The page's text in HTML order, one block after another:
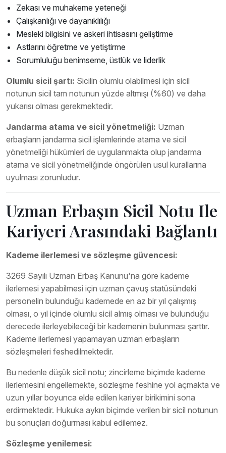
Zekası ve muhakeme yeteneği
Çalışkanlığı ve dayanıklılığı
Mesleki bilgisini ve askeri ihtisasını geliştirme
Astlarını öğretme ve yetiştirme
Sorumluluğu benimseme, üstlük ve liderlik
Olumlu sicil şartı: Sicilin olumlu olabilmesi için sicil
notunun sicil tam notunun yüzde altmışı (%60) ve daha
yukarısı olması gerekmektedir.
Jandarma atama ve sicil yönetmeliği: Uzman
erbaşların jandarma sicil işlemlerinde atama ve sicil
yönetmeliği hükümleri de uygulanmakta olup jandarma
atama ve sicil yönetmeliğinde öngörülen usul kurallarına
uyulması zorunludur.
Uzman Erbaşın Sicil Notu Ile
Kariyeri Arasındaki Bağlantı
Kademe ilerlemesi ve sözleşme güvencesi:
3269 Sayılı Uzman Erbaş Kanunu'na göre kademe
ilerlemesi yapabilmesi için uzman çavuş statüsündeki
personelin bulunduğu kademede en az bir yıl çalışmış
olması, o yıl içinde olumlu sicil almış olması ve bulunduğu
derecede ilerleyebileceği bir kademenin bulunması şarttır.
Kademe ilerlemesi yapamayan uzman erbaşların
sözleşmeleri feshedilmektedir.
Bu nedenle düşük sicil notu; zincirleme biçimde kademe
ilerlemesini engellemekte, sözleşme feshine yol açmakta ve
uzun yıllar boyunca elde edilen kariyer birikimini sona
erdirmektedir. Hukuka aykırı biçimde verilen bir sicil notunun
bu sonuçları doğurması kabul edilemez.
Sözleşme yenilemesi: